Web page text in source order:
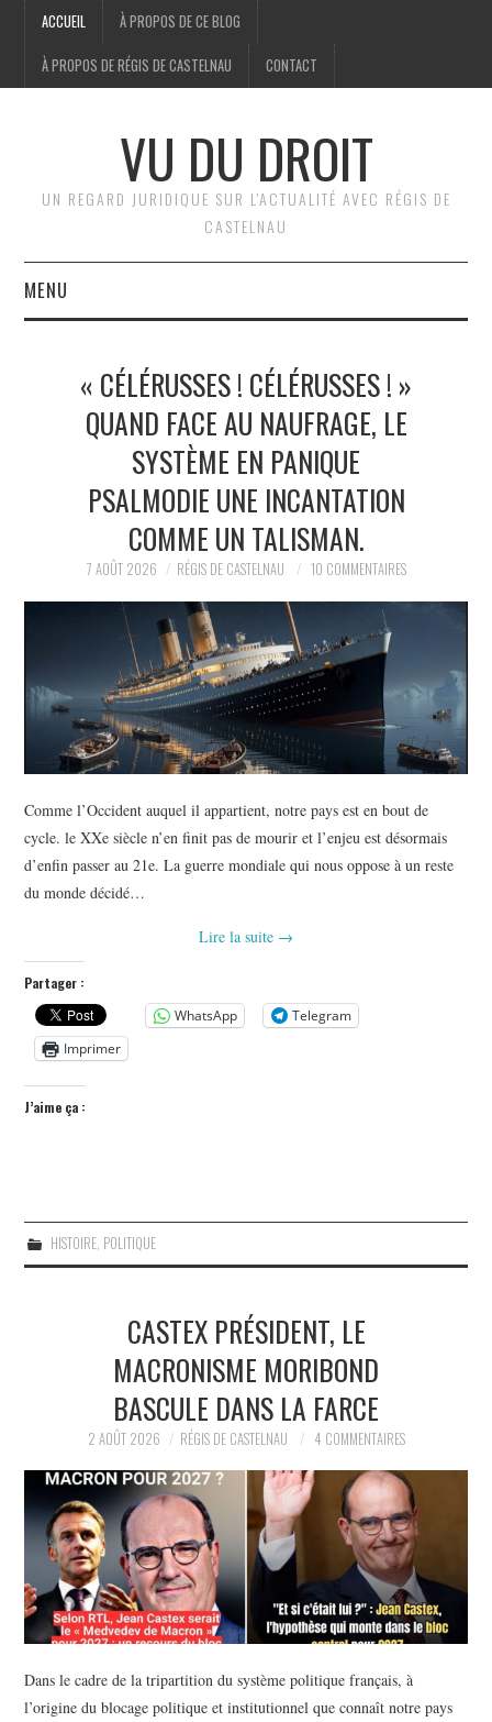
ACCUEIL À PROPOS DE CE BLOG
À PROPOS DE RÉGIS DE CASTELNAU CONTACT
VU DU DROIT
UN REGARD JURIDIQUE SUR L'ACTUALITÉ AVEC RÉGIS DE
CASTELNAU
MENU
BRÈVES
POLITIQUE
HISTOIRE
SPORT
« CÉLÉRUSSES ! CÉLÉRUSSES ! »
QUAND FACE AU NAUFRAGE, LE
SYSTÈME EN PANIQUE
PSALMODIE UNE INCANTATION
COMME UN TALISMAN.
7 AOÛT 2026 RÉGIS DE CASTELNAU 10 COMMENTAIRES
Comme l’Occident auquel il appartient, notre pays est en bout de
cycle. le XXe siècle n’en finit pas de mourir et l’enjeu est désormais
d’enfin passer au 21e. La guerre mondiale qui nous oppose à un reste
du monde décidé…
Lire la suite →
Partager :
WhatsApp
Telegram
Imprimer
J’aime ça :
HISTOIRE, POLITIQUE
CASTEX PRÉSIDENT, LE
MACRONISME MORIBOND
BASCULE DANS LA FARCE
2 AOÛT 2026 RÉGIS DE CASTELNAU 4 COMMENTAIRES
Dans le cadre de la tripartition du système politique français, à
l’origine du blocage politique et institutionnel que connaît notre pays